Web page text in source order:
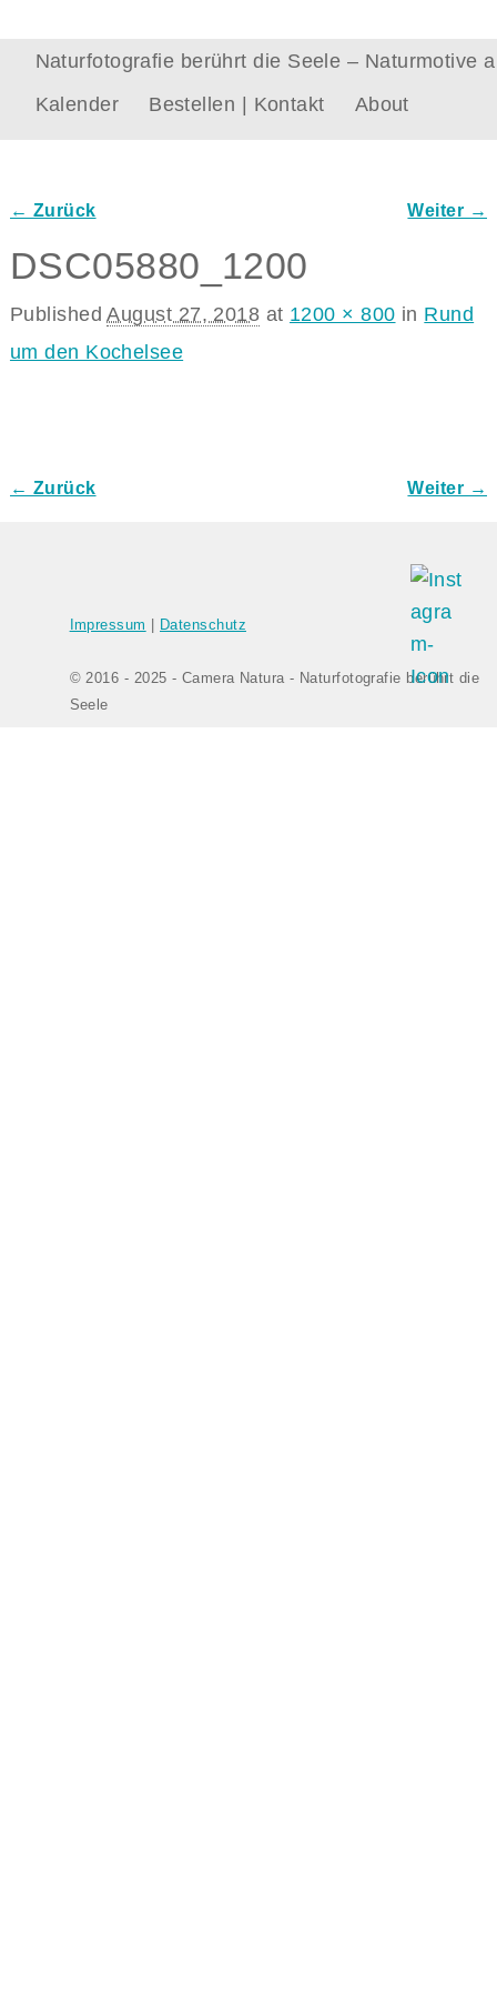
Naturfotografie berührt die Seele – Naturmotive
Kalender
Bestellen | Kontakt About
← Zurück Weiter →
DSC05880_1200
PublishedAugust 27, 2018 at 1200 × 800 in Rund
um den Kochelsee
← Zurück Weiter →
Impressum Datenschutz
© 2016 - 2025 - Camera Natura - Naturfotografie berührt die
Seele